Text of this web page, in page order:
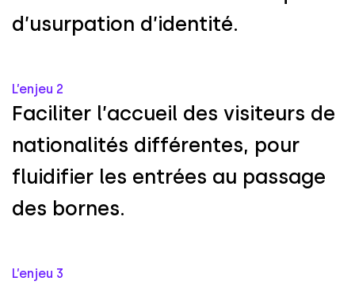
d’usurpation d’identité.
L’enjeu 2
Faciliter l’accueil des visiteurs de
nationalités différentes, pour
fluidifier les entrées au passage
des bornes.
L’enjeu 3